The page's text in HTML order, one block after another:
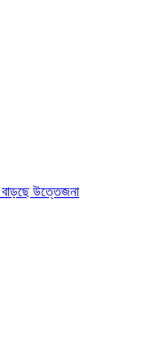
বাড়ছে উত্তেজনা